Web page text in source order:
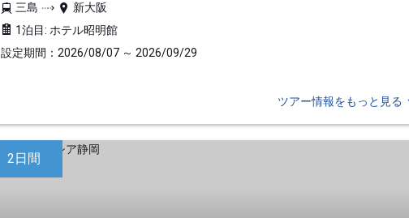
三島
新大阪
1泊目: ホテル昭明館
設定期間：2026/08/07 ～ 2026/09/29
ツアー情報をもっと見る
2日間